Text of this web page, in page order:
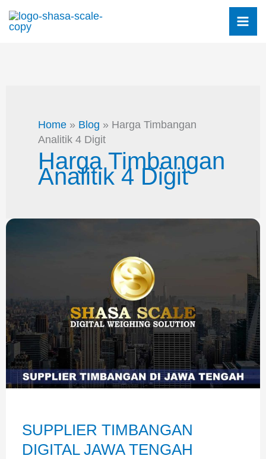
Home» Blog » Harga Timbangan
Analitik 4 Digit
Harga Timbangan
Analitik 4 Digit
SUPPLIER TIMBANGAN
DIGITAL JAWA TENGAH